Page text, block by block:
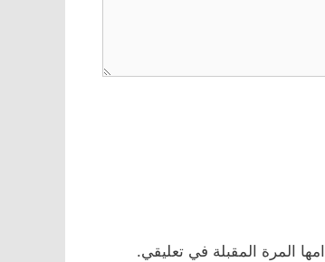
المرة المقبلة في تعليقي.